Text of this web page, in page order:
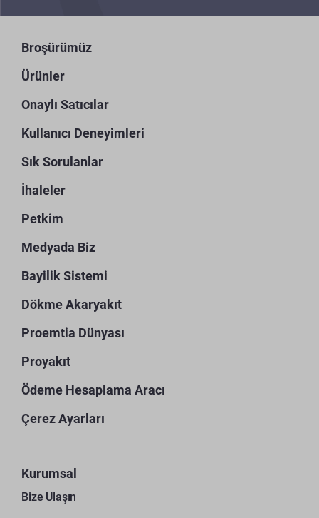
Broşürümüz
Ürünler
Onaylı Satıcılar
Kullanıcı Deneyimleri
Sık Sorulanlar
İhaleler
Petkim
Medyada Biz
Bayilik Sistemi
Dökme Akaryakıt
Proemtia Dünyası
Proyakıt
Ödeme Hesaplama Aracı
Çerez Ayarları
Kurumsal
Bize Ulaşın